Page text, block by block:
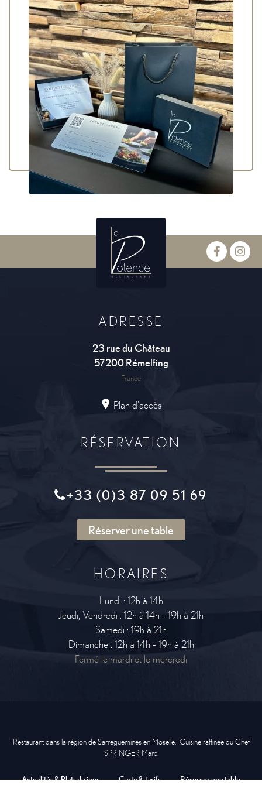
ADRESSE
23 rue du Château
57200 Rémelfing
France
Plan d'accès
RÉSERVATION
+33 (0)3 87 09 51 69
Réserver une table
HORAIRES
Lundi : 12h à 14h
Jeudi, Vendredi : 12h à 14h - 19h à 21h
Samedi : 19h à 21h
Dimanche : 12h à 14h - 19h à 21h
Fermé le mardi et le mercredi
Restaurant dans la région de Sarreguemines en Moselle. Cuisine raffinée du Chef
SPRINGER Marc.
Actualités & Plats du jour Carte & tarifs Réserver une table